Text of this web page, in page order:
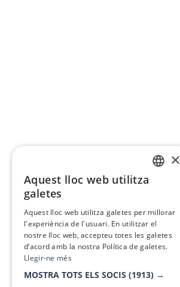
×
Aquest lloc web utilitza
galetes
Aquest lloc web utilitza galetes per millorar
l'experiència de l'usuari. En utilitzar el
nostre lloc web, accepteu totes les galetes
d’acord amb la nostra Política de galetes.
Llegir-ne més
MOSTRA TOTS ELS SOCIS (1913) →